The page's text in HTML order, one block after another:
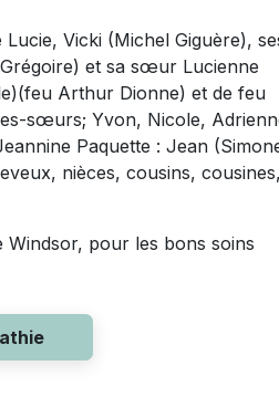
Vicki (Michel Giguère),
et sa sœur Lucienne
Arthur Dionne) et de feu
sœurs; Yvon, Nicole,
Paquette : Jean
nièces, cousins, cousines,
Windsor, pour les bons soins